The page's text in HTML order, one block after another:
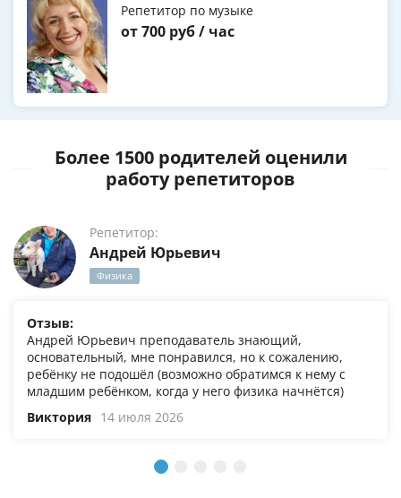
Репетитор по музыке
от 700 руб / час
Более 1500 родителей оценили
работу репетиторов
Репетитор:
Андрей Юрьевич
Физика
Отзыв:
Андрей Юрьевич преподаватель знающий,
основательный, мне понравился, но к сожалению,
ребёнку не подошёл (возможно обратимся к нему с
младшим ребёнком, когда у него физика начнётся)
Виктория 14 июля 2026